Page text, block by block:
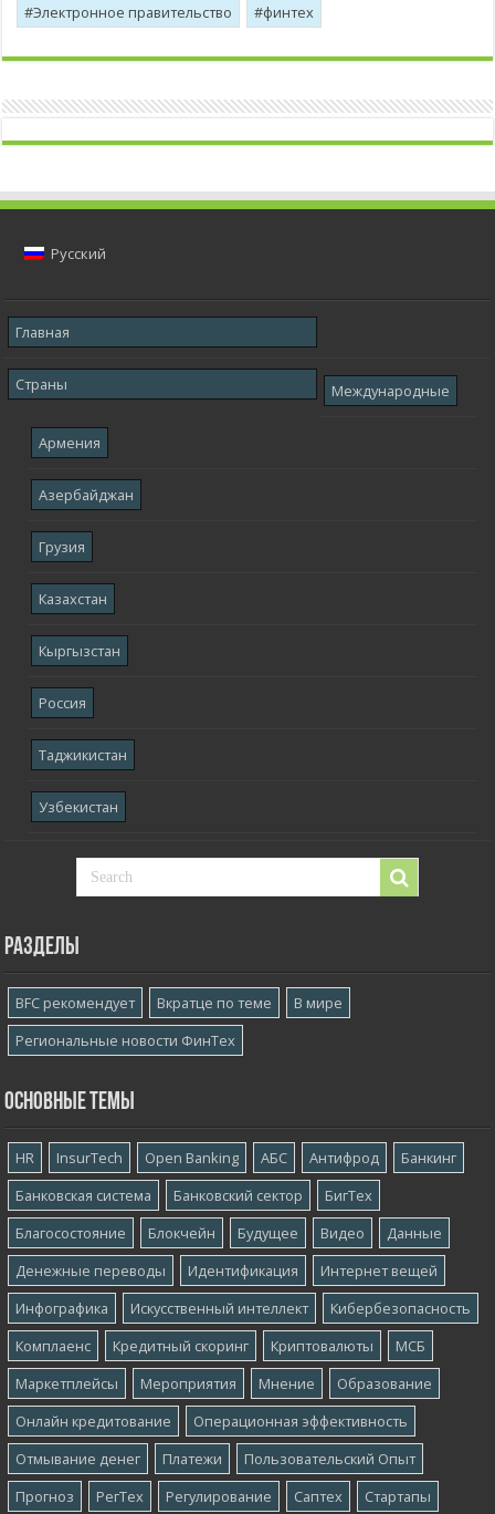
Электронное правительство
финтех
Русский
Главная
Страны Международные
Армения
Азербайджан
Грузия
Казахстан
Кыргызстан
Россия
Таджикистан
Узбекистан
Разделы
BFC рекомендует Вкратце по теме
В мире
Региональные новости ФинТех
Основные темы
HR InsurTech Open Banking АБС Антифрод
Банкинг
Банковская система
Банковский сектор
БигТех
Благосостояние
Блокчейн Будущее Видео
Данные
Денежные переводы
Идентификация
Интернет вещей
Инфографика
Искусственный интеллект
Кибербезопасность
Комплаенс
Кредитный скоринг Криптовалюты
МСБ
Маркетплейсы
Мероприятия Мнение
Образование
Онлайн кредитование
Операционная эффективность
Отмывание денег
Платежи
Пользовательский Опыт
Прогноз
РегТех Регулирование Саптех Стартапы